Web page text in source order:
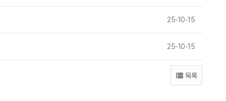
25-10-15
25-10-15
목록